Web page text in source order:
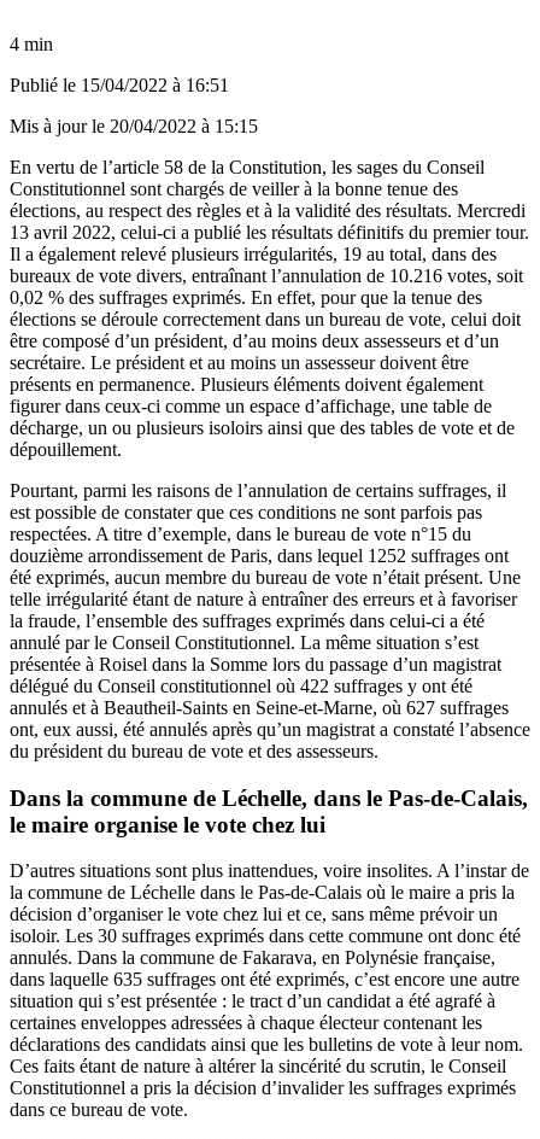
4 min
Publié le 15/04/2022 à 16:51
Mis à jour le 20/04/2022 à 15:15
En vertu de l’article 58 de la Constitution, les sages du Conseil
Constitutionnel sont chargés de veiller à la bonne tenue des
élections, au respect des règles et à la validité des résultats. Mercredi
13 avril 2022, celui-ci a publié les résultats définitifs du premier tour.
Il a également relevé plusieurs irrégularités, 19 au total, dans des
bureaux de vote divers, entraînant l’annulation de 10.216 votes, soit
0,02 % des suffrages exprimés. En effet, pour que la tenue des
élections se déroule correctement dans un bureau de vote, celui doit
être composé d’un président, d’au moins deux assesseurs et d’un
secrétaire. Le président et au moins un assesseur doivent être
présents en permanence. Plusieurs éléments doivent également
figurer dans ceux-ci comme un espace d’affichage, une table de
décharge, un ou plusieurs isoloirs ainsi que des tables de vote et de
dépouillement.
Pourtant, parmi les raisons de l’annulation de certains suffrages, il
est possible de constater que ces conditions ne sont parfois pas
respectées. A titre d’exemple, dans le bureau de vote n°15 du
douzième arrondissement de Paris, dans lequel 1252 suffrages ont
été exprimés, aucun membre du bureau de vote n’était présent. Une
telle irrégularité étant de nature à entraîner des erreurs et à favoriser
la fraude, l’ensemble des suffrages exprimés dans celui-ci a été
annulé par le Conseil Constitutionnel. La même situation s’est
présentée à Roisel dans la Somme lors du passage d’un magistrat
délégué du Conseil constitutionnel où 422 suffrages y ont été
annulés et à Beautheil-Saints en Seine-et-Marne, où 627 suffrages
ont, eux aussi, été annulés après qu’un magistrat a constaté l’absence
du président du bureau de vote et des assesseurs.
Dans la commune de Léchelle, dans le Pas-de-Calais,
le maire organise le vote chez lui
D’autres situations sont plus inattendues, voire insolites. A l’instar de
la commune de Léchelle dans le Pas-de-Calais où le maire a pris la
décision d’organiser le vote chez lui et ce, sans même prévoir un
isoloir. Les 30 suffrages exprimés dans cette commune ont donc été
annulés. Dans la commune de Fakarava, en Polynésie française,
dans laquelle 635 suffrages ont été exprimés, c’est encore une autre
situation qui s’est présentée : le tract d’un candidat a été agrafé à
certaines enveloppes adressées à chaque électeur contenant les
déclarations des candidats ainsi que les bulletins de vote à leur nom.
Ces faits étant de nature à altérer la sincérité du scrutin, le Conseil
Constitutionnel a pris la décision d’invalider les suffrages exprimés
dans ce bureau de vote.